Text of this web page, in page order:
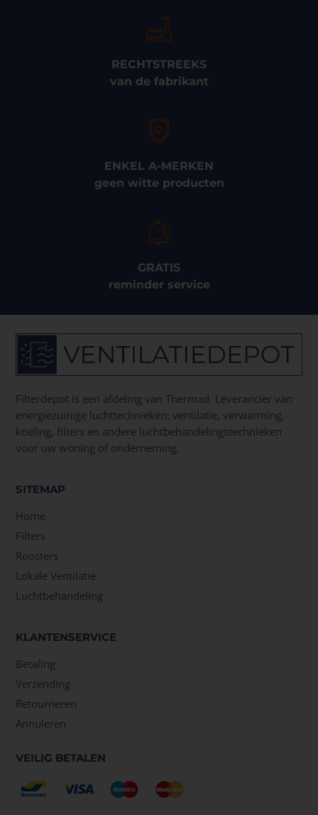
RECHTSTREEKS
van de fabrikant
ENKEL A-MERKEN
geen witte producten
GRATIS
reminder service
Filterdepot is een afdeling van Thermad. Leverancier van
energiezuinige luchttechnieken: ventilatie, verwarming,
koeling, filters en andere luchtbehandelingstechnieken
voor uw woning of onderneming.
SITEMAP
Home
Filters
Roosters
Lokale Ventilatie
Luchtbehandeling
KLANTENSERVICE
Betaling
Verzending
Retourneren
Annuleren
VEILIG BETALEN